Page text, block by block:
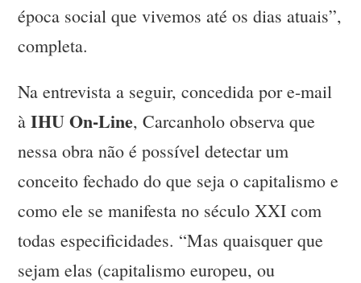
época social que vivemos até os dias atuais”,
completa.
Na entrevista a seguir, concedida por e-mail
à IHU On-Line, Carcanholo observa que
nessa obra não é possível detectar um
conceito fechado do que seja o capitalismo e
como ele se manifesta no século XXI com
todas especificidades. “Mas quaisquer que
sejam elas (capitalismo europeu, ou